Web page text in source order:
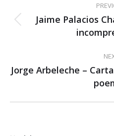
navigation
Jaime Palacios
Jorge Arbeleche –